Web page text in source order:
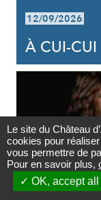
12/09/2026
À CUI-CUI
Le site du Château
cookies pour
vous permettre de
Pour en savoir plus,
OK, accept all